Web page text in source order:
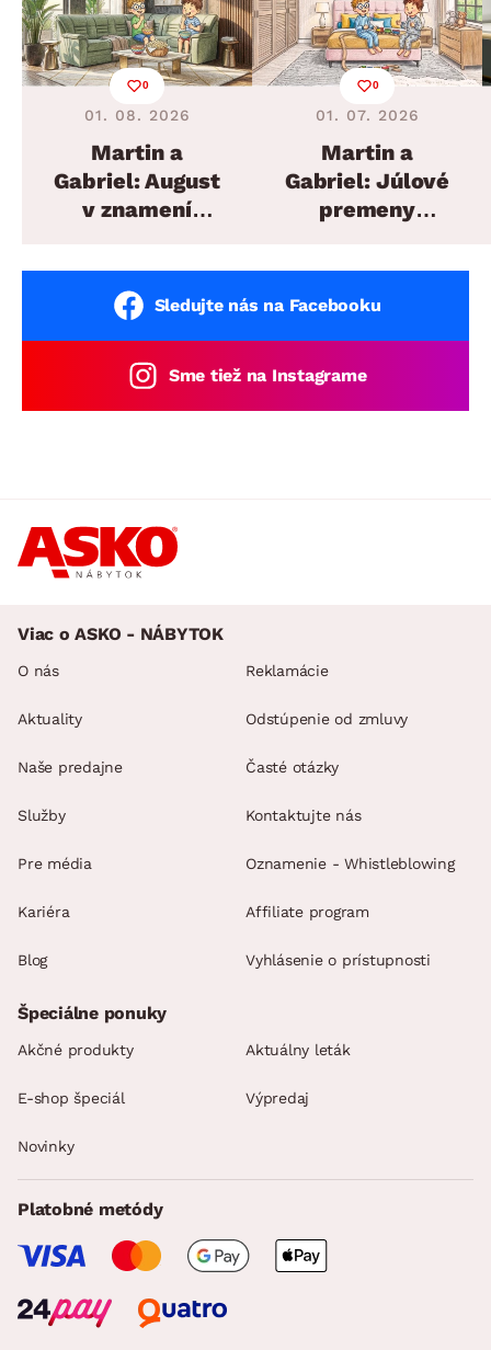
0
01. 08. 2026
Martin a
Gabriel: August
v znamení
sedacích súprav
0
01. 07. 2026
Martin a
Gabriel: Júlové
premeny
Sledujte nás na Facebooku
Sme tiež na Instagrame
Viac o ASKO - NÁBYTOK
O nás
Aktuality
Naše predajne
Služby
Pre média
Kariéra
Blog
Reklamácie
Odstúpenie od zmluvy
Časté otázky
Kontaktujte nás
Oznamenie - Whistleblowing
Affiliate program
Vyhlásenie o prístupnosti
Špeciálne ponuky
Akčné produkty Aktuálny leták
E-shop špeciál Výpredaj
Novinky
Platobné metódy